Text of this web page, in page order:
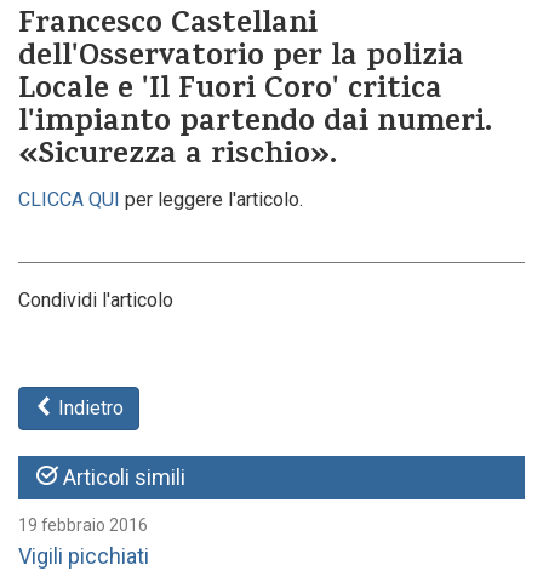
Francesco Castellani
dell'Osservatorio per la polizia
Locale e 'Il Fuori Coro' critica
l'impianto partendo dai numeri.
«Sicurezza a rischio».
CLICCA QUI per leggere l'articolo.
Condividi l'articolo
Indietro
Articoli simili
19 febbraio 2016
Vigili picchiati